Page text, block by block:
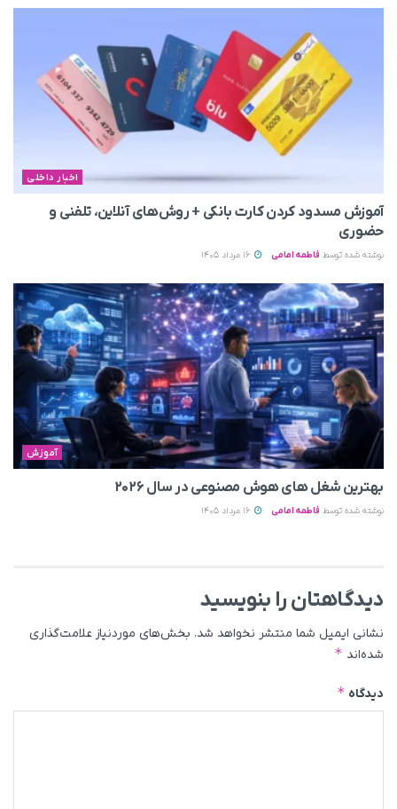
اخبار داخلی
آموزش مسدود کردن کارت بانکی + روش‌های آنلاین، تلفنی و
حضوری
نوشته شده توسط فاطمه امامی
آموزش
بهترین شغل های هوش مصنوعی در سال ۲۰۲۶
نوشته شده توسط فاطمه امامی
دیدگاهتان را بنویسید
نشانی ایمیل شما منتشر نخواهد شد. بخش‌های موردنیاز علامت‌گذاری
شده‌اند *
دیدگاه *